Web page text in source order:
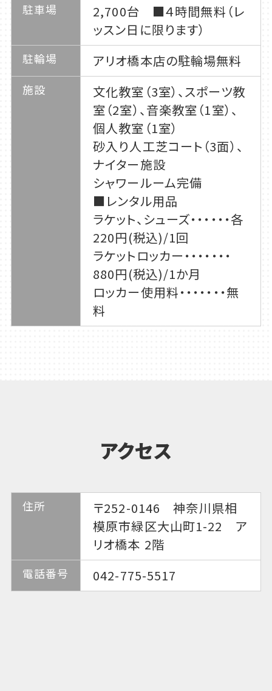
駐車場
2,700台 ■４時間無料（レ
ッスン日に限ります）
駐輪場 アリオ橋本店の駐輪場無料
施設
文化教室（3室）、スポーツ教
室（2室）、音楽教室（1室）、
個人教室（1室）
砂入り人工芝コート（3面）、
ナイター施設
シャワールーム完備
■レンタル用品
ラケット、シューズ・・・・・・各
220円(税込)/1回
ラケットロッカー・・・・・・・
880円(税込)/1か月
ロッカー使用料・・・・・・・無
料
アクセス
住所
〒252-0146 神奈川県相
模原市緑区大山町1-22 ア
リオ橋本 2階
電話番号 042-775-5517